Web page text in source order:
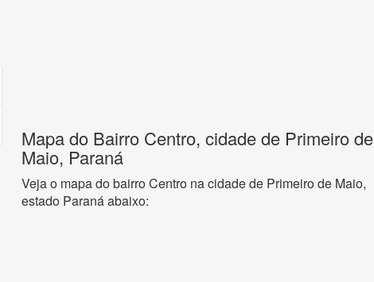
Mapa do Bairro Centro, cidade de Primeiro de
Maio, Paraná
Veja o mapa do bairro Centro na cidade de Primeiro de Maio,
estado Paraná abaixo: